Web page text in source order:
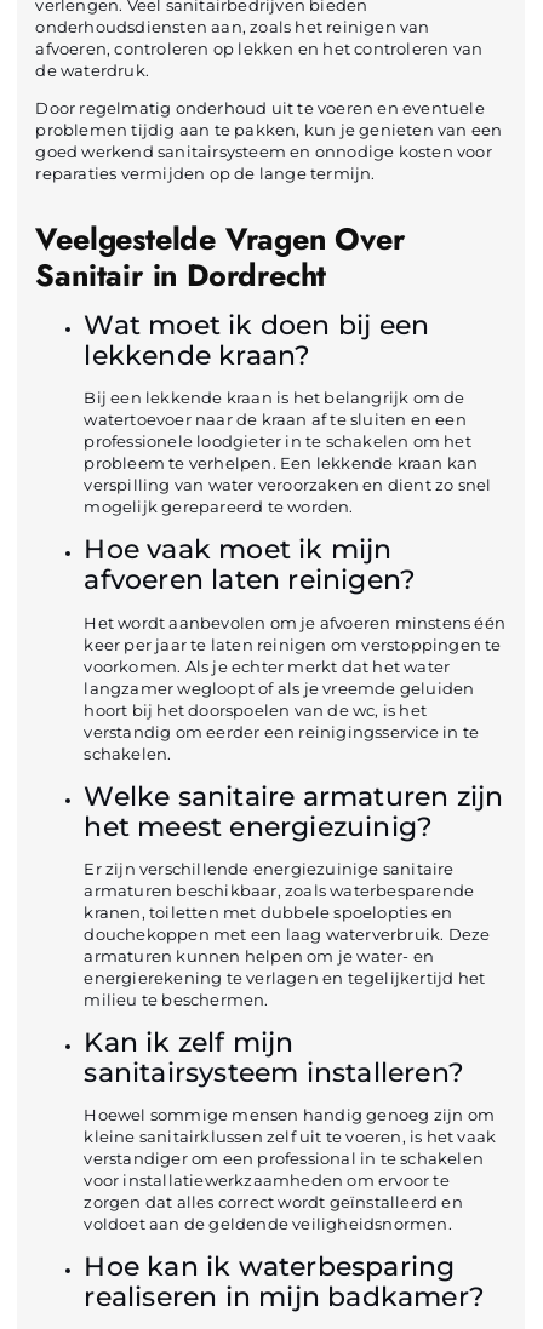
verlengen. Veel sanitairbedrijven bieden
onderhoudsdiensten aan, zoals het reinigen van
afvoeren, controleren op lekken en het controleren van
de waterdruk.
Door regelmatig onderhoud uit te voeren en eventuele
problemen tijdig aan te pakken, kun je genieten van een
goed werkend sanitairsysteem en onnodige kosten voor
reparaties vermijden op de lange termijn.
Veelgestelde Vragen Over
Sanitair in Dordrecht
Wat moet ik doen bij een
lekkende kraan?
Bij een lekkende kraan is het belangrijk om de
watertoevoer naar de kraan af te sluiten en een
professionele loodgieter in te schakelen om het
probleem te verhelpen. Een lekkende kraan kan
verspilling van water veroorzaken en dient zo snel
mogelijk gerepareerd te worden.
Hoe vaak moet ik mijn
afvoeren laten reinigen?
Het wordt aanbevolen om je afvoeren minstens één
keer per jaar te laten reinigen om verstoppingen te
voorkomen. Als je echter merkt dat het water
langzamer wegloopt of als je vreemde geluiden
hoort bij het doorspoelen van de wc, is het
verstandig om eerder een reinigingsservice in te
schakelen.
Welke sanitaire armaturen zijn
het meest energiezuinig?
Er zijn verschillende energiezuinige sanitaire
armaturen beschikbaar, zoals waterbesparende
kranen, toiletten met dubbele spoelopties en
douchekoppen met een laag waterverbruik. Deze
armaturen kunnen helpen om je water- en
energierekening te verlagen en tegelijkertijd het
milieu te beschermen.
Kan ik zelf mijn
sanitairsysteem installeren?
Hoewel sommige mensen handig genoeg zijn om
kleine sanitairklussen zelf uit te voeren, is het vaak
verstandiger om een professional in te schakelen
voor installatiewerkzaamheden om ervoor te
zorgen dat alles correct wordt geïnstalleerd en
voldoet aan de geldende veiligheidsnormen.
Hoe kan ik waterbesparing
realiseren in mijn badkamer?